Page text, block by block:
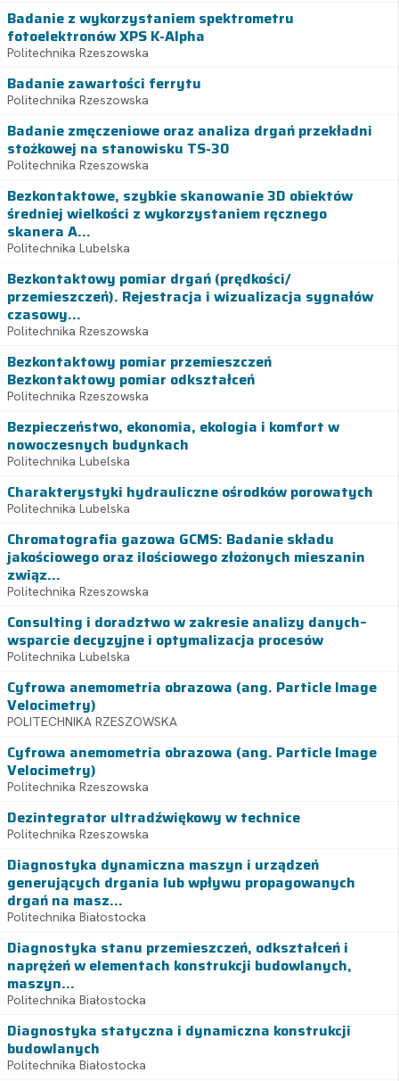
Badanie z wykorzystaniem spektrometru
fotoelektronów XPS K-Alpha
Politechnika Rzeszowska
Badanie zawartości ferrytu
Politechnika Rzeszowska
Badanie zmęczeniowe oraz analiza drgań przekładni
stożkowej na stanowisku TS-30
Politechnika Rzeszowska
Bezkontaktowe, szybkie skanowanie 3D obiektów
średniej wielkości z wykorzystaniem ręcznego
skanera A...
Politechnika Lubelska
Bezkontaktowy pomiar drgań (prędkości/
przemieszczeń). Rejestracja i wizualizacja sygnałów
czasowy...
Politechnika Rzeszowska
Bezkontaktowy pomiar przemieszczeń
Bezkontaktowy pomiar odkształceń
Politechnika Rzeszowska
Bezpieczeństwo, ekonomia, ekologia i komfort w
nowoczesnych budynkach
Politechnika Lubelska
Charakterystyki hydrauliczne ośrodków porowatych
Politechnika Lubelska
Chromatografia gazowa GCMS: Badanie składu
jakościowego oraz ilościowego złożonych mieszanin
związ...
Politechnika Rzeszowska
Consulting i doradztwo w zakresie analizy danych–
wsparcie decyzyjne i optymalizacja procesów
Politechnika Lubelska
Cyfrowa anemometria obrazowa (ang. Particle Image
Velocimetry)
POLITECHNIKA RZESZOWSKA
Cyfrowa anemometria obrazowa (ang. Particle Image
Velocimetry)
Politechnika Rzeszowska
Dezintegrator ultradźwiękowy w technice
Politechnika Rzeszowska
Diagnostyka dynamiczna maszyn i urządzeń
generujących drgania lub wpływu propagowanych
drgań na masz...
Politechnika Białostocka
Diagnostyka stanu przemieszczeń, odkształceń i
naprężeń w elementach konstrukcji budowlanych,
maszyn...
Politechnika Białostocka
Diagnostyka statyczna i dynamiczna konstrukcji
budowlanych
Politechnika Białostocka